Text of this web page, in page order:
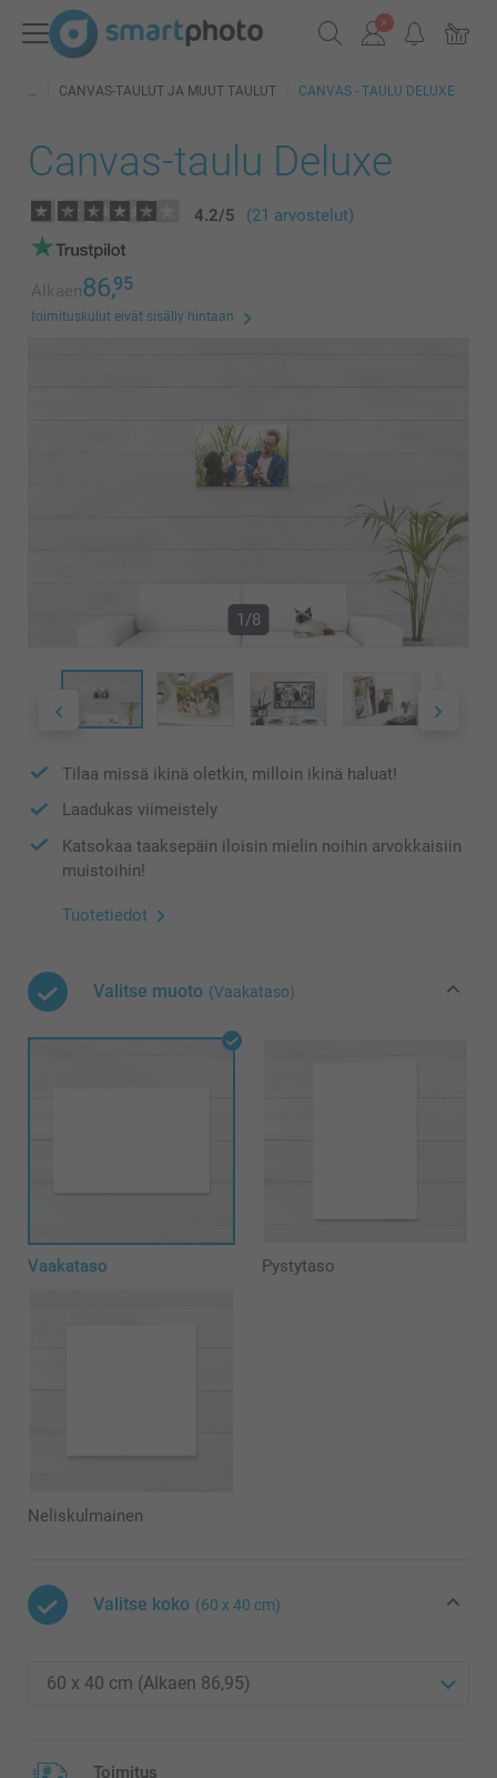
CANVAS-TAULUT JA MUUT TAULUT CANVAS - TAULU DELUXE
Canvas-taulu Deluxe
4.2/5 (21 arvostelut)
Alkaen86,95
toimituskulut eivät sisälly hintaan
1/8
Tilaa missä ikinä oletkin, milloin ikinä haluat!
Laadukas viimeistely
Katsokaa taaksepäin iloisin mielin noihin arvokkaisiin
muistoihin!
Tuotetiedot
Valitse muoto (Vaakataso)
Vaakataso Pystytaso
Neliskulmainen
Valitse koko (60 x 40 cm)
Toimitus